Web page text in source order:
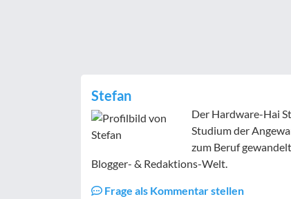
Stefan
Der Hardware-Hai
Studium der
zum Beruf
Blogger- & Redaktions-Welt.
Frage als Kommentar stellen